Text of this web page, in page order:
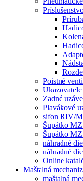
Poistné
Zadné
Plavákové
sifon RIV/
Šupátko
Šupátko
náhradné
náhradné
Online
Maštalná
maštalná